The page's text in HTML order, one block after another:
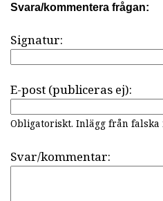
Svara/kommentera frågan:
Signatur:
E-post (publiceras ej):
Obligatoriskt. Inlägg från
Svar/kommentar: